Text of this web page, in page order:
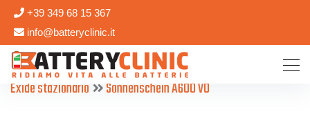
+39 349 68 15 367
info@batteryclinic.it
Exide stazionario Sonnenschein A600 V0